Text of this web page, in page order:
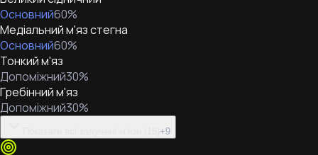
Основний60%
Медіальний м'яз стегна
Основний60%
Тонкий м'яз
Допоміжний30%
Гребінний м'яз
Допоміжний30%
+9